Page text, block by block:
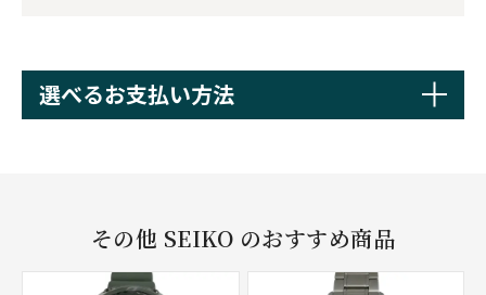
選べるお支払い方法
その他 SEIKO のおすすめ商品